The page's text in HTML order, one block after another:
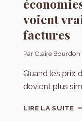
voient
factures
Par Claire Bourdon
Quand les prix
devient plus
LIRE LA SUITE